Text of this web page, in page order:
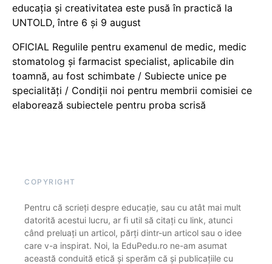
educația și creativitatea este pusă în practică la
UNTOLD, între 6 și 9 august
OFICIAL Regulile pentru examenul de medic, medic
stomatolog și farmacist specialist, aplicabile din
toamnă, au fost schimbate / Subiecte unice pe
specialități / Condiții noi pentru membrii comisiei ce
elaborează subiectele pentru proba scrisă
COPYRIGHT
Pentru că scrieți despre educație, sau cu atât mai mult
datorită acestui lucru, ar fi util să citați cu link, atunci
când preluați un articol, părți dintr-un articol sau o idee
care v-a inspirat. Noi, la EduPedu.ro ne-am asumat
această conduită etică și sperăm că și publicațiile cu